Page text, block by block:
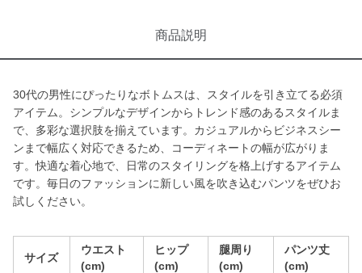
商品説明
30代の男性にぴったりなボトムスは、スタイルを引き立てる必須
アイテム。シンプルなデザインからトレンド感のあるスタイルま
で、多彩な選択肢を揃えています。カジュアルからビジネスシー
ンまで幅広く対応できるため、コーディネートの幅が広がりま
す。快適な着心地で、日常のスタイリングを格上げするアイテム
です。毎日のファッションに新しい風を吹き込むパンツをぜひお
試しください。
サイズ
ウエスト
(cm)
ヒップ
(cm)
腿周り
(cm)
パンツ丈
(cm)